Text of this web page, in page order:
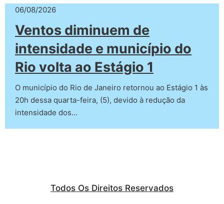
06/08/2026
Ventos diminuem de
intensidade e município do
Rio volta ao Estágio 1
O município do Rio de Janeiro retornou ao Estágio 1 às
20h dessa quarta-feira, (5), devido à redução da
intensidade dos…
Todos Os Direitos Reservados